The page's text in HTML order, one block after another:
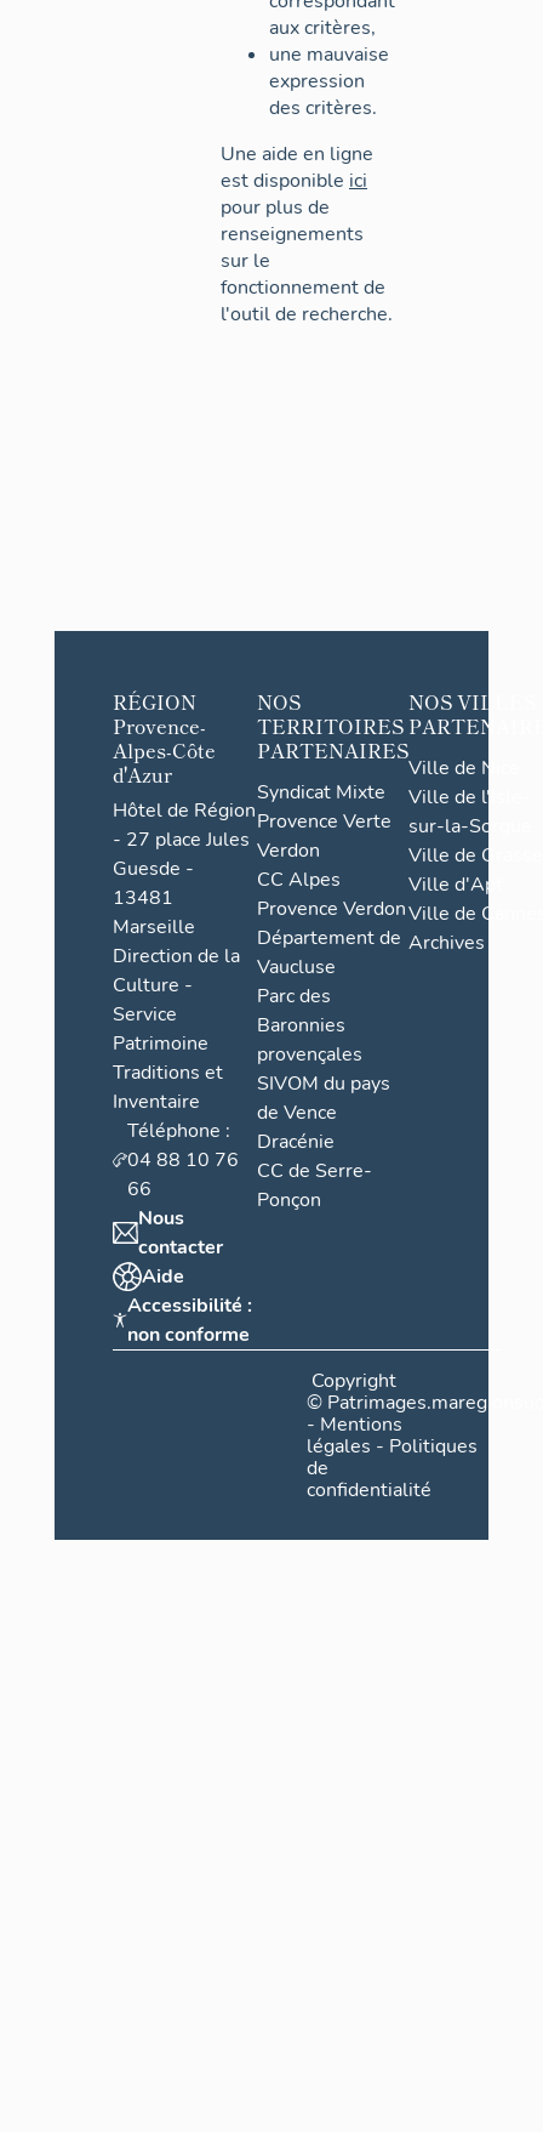
aux critères,
une mauvaise
expression
des critères.
Une aide en ligne
est disponible ici
pour plus de
renseignements
sur le
fonctionnement de
l'outil de recherche.
RÉGION
Provence-
Alpes-Côte
d'Azur
Hôtel de Région
- 27 place Jules
Guesde -
13481
Marseille
Direction de la
Culture -
Service
Patrimoine
Traditions et
Inventaire
Téléphone :
04 88 10 76
66
Nous
contacter
Aide
Accessibilité :
non conforme
NOS
TERRITOIRES
PARTENAIRES
Syndicat Mixte
Provence Verte
Verdon
CC Alpes
Provence Verdon
Département de
Vaucluse
Parc des
Baronnies
provençales
SIVOM du pays
de Vence
Dracénie
CC de Serre-
Ponçon
NOS VILLES
Ville de Nice
Ville de l'Isle-
sur-la-Sorgue
Ville de Grasse
Ville d'Apt
Ville de
Archives
Copyright
©
- Mentions
légales - Politiques
de
confidentialité